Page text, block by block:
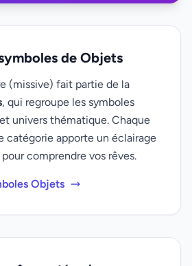
de Objets
(missive) fait partie de la
, qui regroupe les symboles
univers thématique. Chaque
catégorie apporte un éclairage
comprendre vos rêves.
Objets